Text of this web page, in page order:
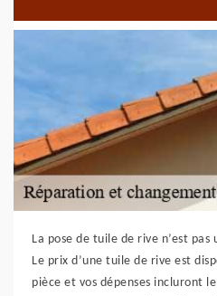
La pose de tuile de rive n’est
Le prix d’une tuile de rive est
pièce et vos dépenses incluront